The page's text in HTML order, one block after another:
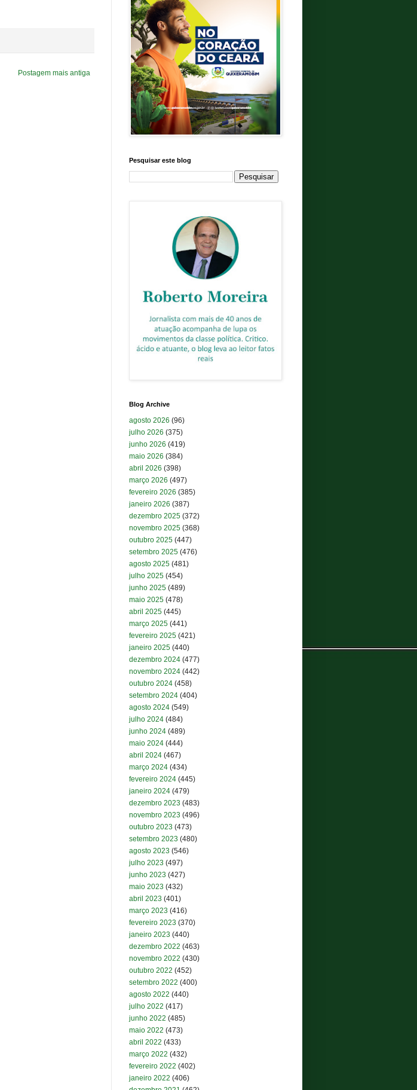
Postagem mais antiga
Pesquisar este blog
Blog Archive
agosto 2026 (96)
julho 2026 (375)
junho 2026 (419)
maio 2026 (384)
abril 2026 (398)
março 2026 (497)
fevereiro 2026 (385)
janeiro 2026 (387)
dezembro 2025 (372)
novembro 2025 (368)
outubro 2025 (447)
setembro 2025 (476)
agosto 2025 (481)
julho 2025 (454)
junho 2025 (489)
maio 2025 (478)
abril 2025 (445)
março 2025 (441)
fevereiro 2025 (421)
janeiro 2025 (440)
dezembro 2024 (477)
novembro 2024 (442)
outubro 2024 (458)
setembro 2024 (404)
agosto 2024 (549)
julho 2024 (484)
junho 2024 (489)
maio 2024 (444)
abril 2024 (467)
março 2024 (434)
fevereiro 2024 (445)
janeiro 2024 (479)
dezembro 2023 (483)
novembro 2023 (496)
outubro 2023 (473)
setembro 2023 (480)
agosto 2023 (546)
julho 2023 (497)
junho 2023 (427)
maio 2023 (432)
abril 2023 (401)
março 2023 (416)
fevereiro 2023 (370)
janeiro 2023 (440)
dezembro 2022 (463)
novembro 2022 (430)
outubro 2022 (452)
setembro 2022 (400)
agosto 2022 (440)
julho 2022 (417)
junho 2022 (485)
maio 2022 (473)
abril 2022 (433)
março 2022 (432)
fevereiro 2022 (402)
janeiro 2022 (406)